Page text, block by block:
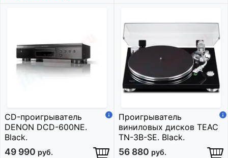
CD-проигрыватель
DENON DCD-600NE.
Black.
49 990 руб.
Проигрыватель
виниловых дисков TEAC
TN-3B-SE. Black.
56 880 руб.